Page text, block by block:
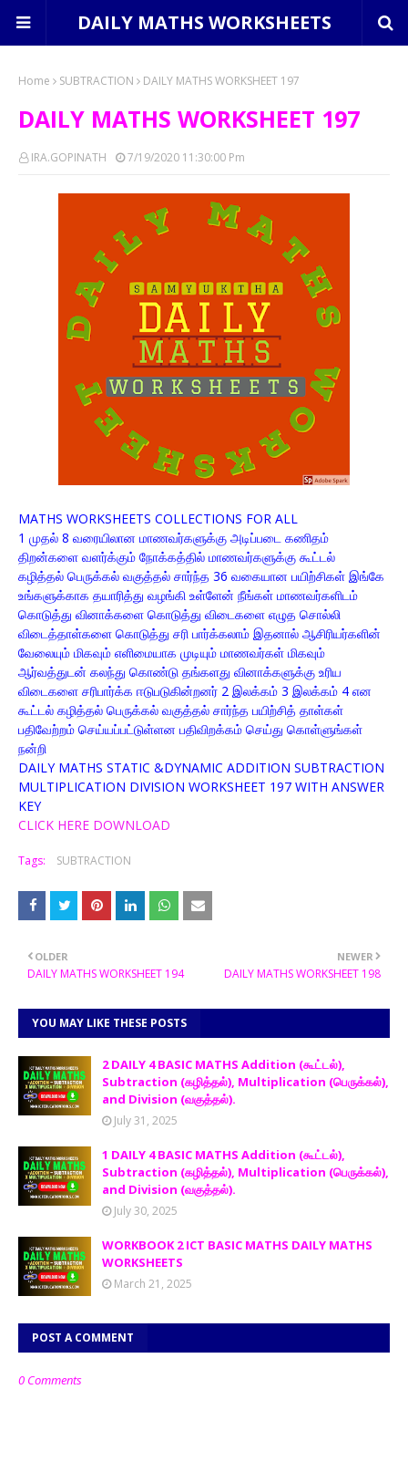
DAILY MATHS WORKSHEETS
Home SUBTRACTION DAILY MATHS WORKSHEET 197
DAILY MATHS WORKSHEET 197
IRA.GOPINATH 7/19/2020 11:30:00 Pm
MATHS WORKSHEETS COLLECTIONS FOR ALL
1 முதல் 8 வரையிலான மாணவர்களுக்கு அடிப்படை கணிதம்
திறன்களை வளர்க்கும் நோக்கத்தில் மாணவர்களுக்கு கூட்டல்
கழித்தல் பெருக்கல் வகுத்தல் சார்ந்த 36 வகையான பயிற்சிகள் இங்கே
உங்களுக்காக தயாரித்து வழங்கி உள்ளேன் நீங்கள் மாணவர்களிடம்
கொடுத்து வினாக்களை கொடுத்து விடைகளை எழுத சொல்லி
விடைத்தாள்களை கொடுத்து சரி பார்க்கலாம் இதனால் ஆசிரியர்களின்
வேலையும் மிகவும் எளிமையாக முடியும் மாணவர்கள் மிகவும்
ஆர்வத்துடன் கலந்து கொண்டு தங்களது வினாக்களுக்கு உரிய
விடைகளை சரிபார்க்க ஈடுபடுகின்றனர் 2 இலக்கம் 3 இலக்கம் 4 என
கூட்டல் கழித்தல் பெருக்கல் வகுத்தல் சார்ந்த பயிற்சித் தாள்கள்
பதிவேற்றம் செய்யப்பட்டுள்ளன பதிவிறக்கம் செய்து கொள்ளுங்கள்
நன்றி
DAILY MATHS STATIC &DYNAMIC ADDITION SUBTRACTION
MULTIPLICATION DIVISION WORKSHEET 197 WITH ANSWER
KEY
CLICK HERE DOWNLOAD
Tags: SUBTRACTION
NEWER
DAILY MATHS WORKSHEET 198
OLDER
DAILY MATHS WORKSHEET 194
YOU MAY LIKE THESE POSTS
2 DAILY 4 BASIC MATHS Addition (கூட்டல்),
Subtraction (கழித்தல்), Multiplication (பெருக்கல்),
and Division (வகுத்தல்).
July 31, 2025
1 DAILY 4 BASIC MATHS Addition (கூட்டல்),
Subtraction (கழித்தல்), Multiplication (பெருக்கல்),
and Division (வகுத்தல்).
July 30, 2025
WORKBOOK 2 ICT BASIC MATHS DAILY MATHS
WORKSHEETS
March 21, 2025
POST A COMMENT
0 Comments